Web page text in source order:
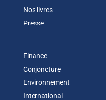
Nos livres
Presse
Finance
Conjoncture
Environnement
International